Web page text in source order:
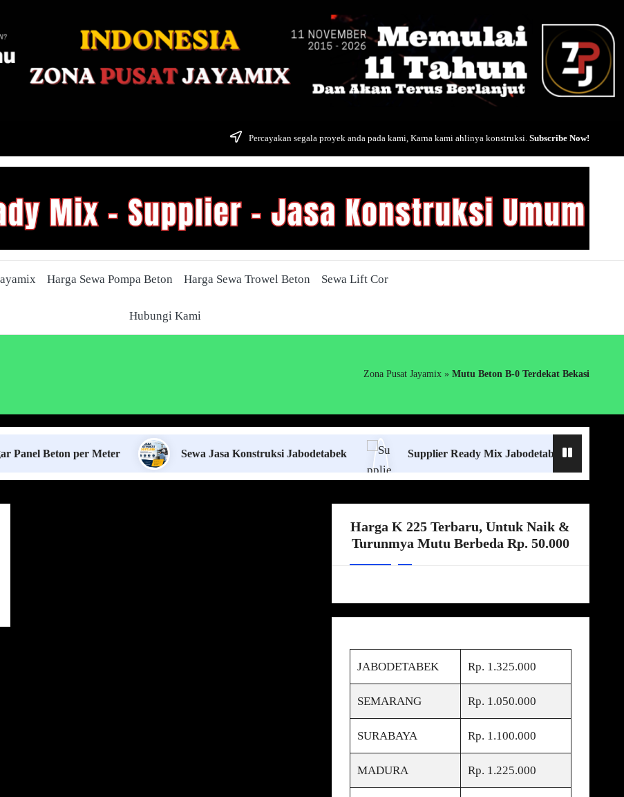
Percayakan segala proyek anda pada kami, Karna kami ahlinya konstruksi. Subscribe Now!
Harga Sewa Pompa Beton Harga Sewa Trowel Beton Sewa Lift Cor
Hubungi Kami
Zona Pusat Jayamix » Mutu Beton B-0 Terdekat Bekasi
per Meter Sewa Jasa Konstruksi Jabodetabek Supplier Ready Mix Jabodetabek
Harga K 225 Terbaru, Untuk Naik &
Turunmya Mutu Berbeda Rp. 50.000
JABODETABEK Rp. 1.325.000
SEMARANG Rp. 1.050.000
SURABAYA Rp. 1.100.000
MADURA Rp. 1.225.000